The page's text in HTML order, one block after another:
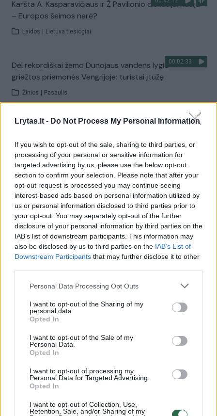
Lrytas.lt - Do Not Process My Personal Information
If you wish to opt-out of the sale, sharing to third parties, or
processing of your personal or sensitive information for
targeted advertising by us, please use the below opt-out
section to confirm your selection. Please note that after your
opt-out request is processed you may continue seeing
interest-based ads based on personal information utilized by
us or personal information disclosed to third parties prior to
your opt-out. You may separately opt-out of the further
disclosure of your personal information by third parties on the
IAB’s list of downstream participants. This information may
also be disclosed by us to third parties on the IAB’s List of
Downstream Participants that may further disclose it to other
Personal Data Processing Opt Outs
I want to opt-out of the Sharing of my
personal data.
Opted In
I want to opt-out of the Sale of my
Personal Data.
Opted In
I want to opt-out of processing my
Personal Data for Targeted Advertising.
Opted In
I want to opt-out of Collection, Use,
Retention, Sale, and/or Sharing of my
Karšta A. Kasparavičiaus ir Ž Pavilionio diskusija: Rusija
– Europos šeimos narė?
Laidos Lietuva tiesiogiai
00:02:33
Dėl rekordiškai žemo Dunojaus vandens lygio –
griežtos priemonės Vengrijoje: turistai įtūžę
Žinios Pasaulis
00:04:00
Kuprines pasvėrę specialistai įspėja apie pavojingą
Žinios | Lietuvos diena
Visi įrašai
Žiūrimiausi įrašai
32 laipsnių šilumos
Žinios | Orai
Nufilmavo, kaip patvino Vilniaus Vakarinis aplinkkelis:
vaizdas pribloškia